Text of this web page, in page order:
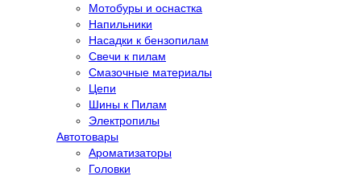
Мотобуры и оснастка
Напильники
Насадки к бензопилам
Свечи к пилам
Смазочные материалы
Цепи
Шины к Пилам
Электропилы
Автотовары
Ароматизаторы
Головки